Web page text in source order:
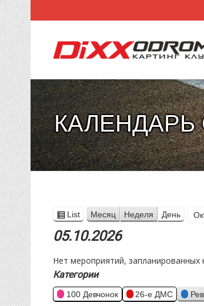
КАЛЕНДАРЬ
View
as
List Месяц Неделя День
05.10.2026
Нет мероприятий, запланированных
Категории
100 Девчонок 26-е ДМС